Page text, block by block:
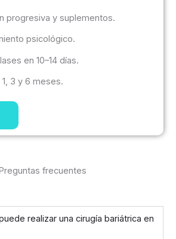
progresiva y suplementos.
psicológico.
en 10–14 días.
3 y 6 meses.
frecuentes
realizar una cirugía bariátrica en